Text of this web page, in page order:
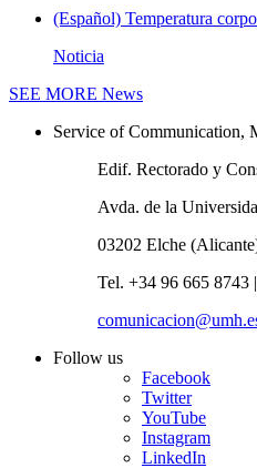
(Español) Temperatura
Noticia
SEE MORE News
Service of Communication,
Edif. Rectorado y
Avda. de la
03202 Elche
Tel. +34 96 665 8743
Follow us
Facebook
Twitter
YouTube
Instagram
LinkedIn